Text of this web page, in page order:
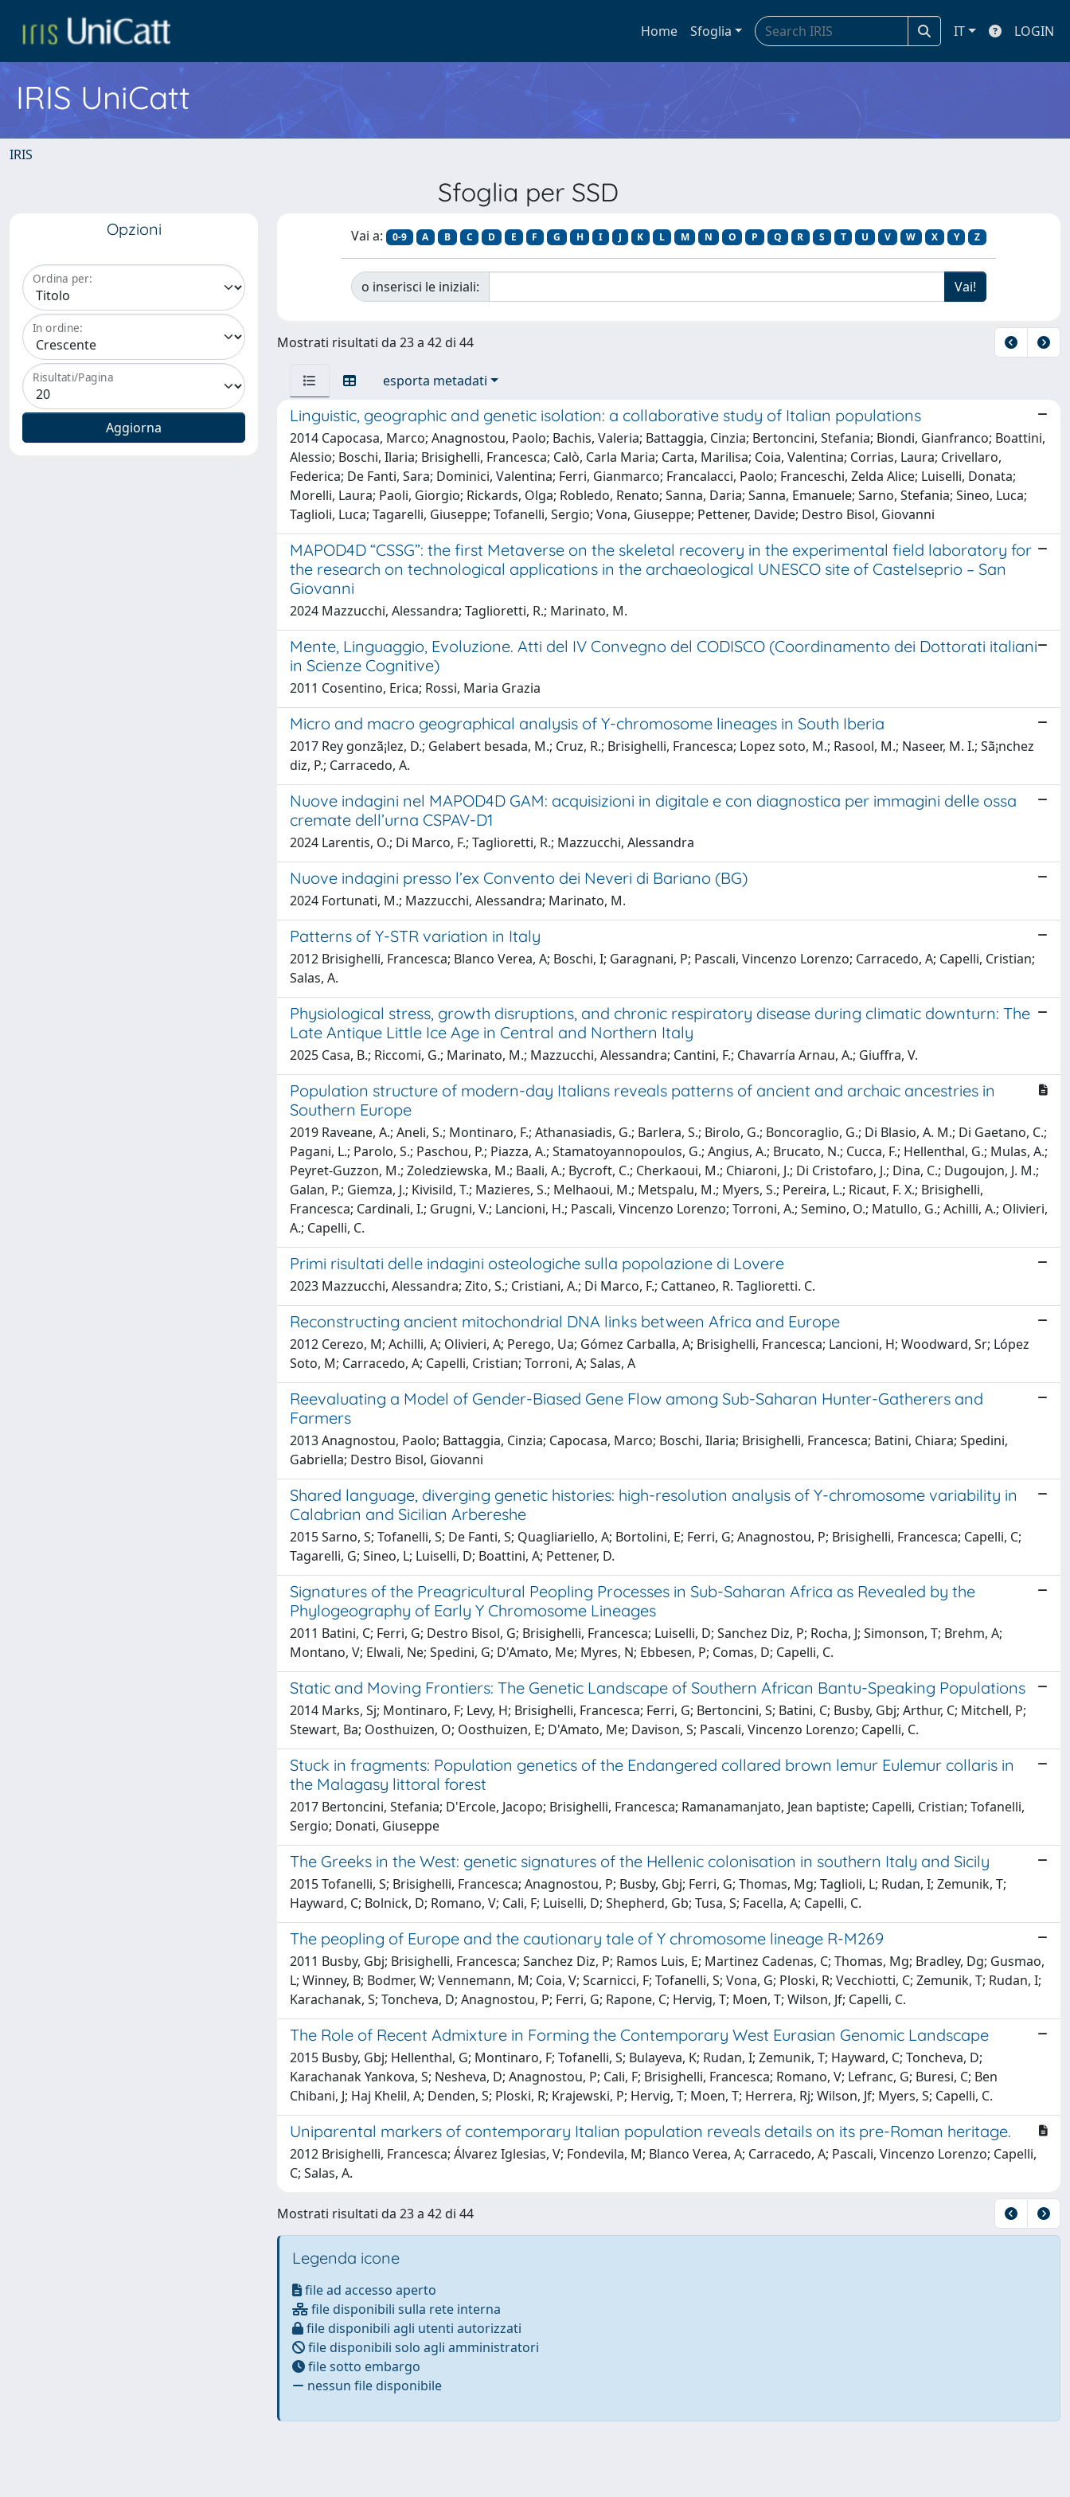
Home Sfoglia IT LOGIN
IRIS UniCatt
IRIS
Sfoglia per SSD
Opzioni
Ordina per:
In ordine:
Risultati/Pagina
Vai a: 0-9 A B C D E F G H I J K L M N O P Q R S T U V W X Y Z
o inserisci le iniziali:
Mostrati risultati da 23 a 42 di 44
esporta metadati
Linguistic, geographic and genetic isolation: a collaborative study of Italian populations
2014 Capocasa, Marco; Anagnostou, Paolo; Bachis, Valeria; Battaggia, Cinzia; Bertoncini, Stefania; Biondi, Gianfranco; Boattini,
Alessio; Boschi, Ilaria; Brisighelli, Francesca; Calò, Carla Maria; Carta, Marilisa; Coia, Valentina; Corrias, Laura; Crivellaro,
Federica; De Fanti, Sara; Dominici, Valentina; Ferri, Gianmarco; Francalacci, Paolo; Franceschi, Zelda Alice; Luiselli, Donata;
Morelli, Laura; Paoli, Giorgio; Rickards, Olga; Robledo, Renato; Sanna, Daria; Sanna, Emanuele; Sarno, Stefania; Sineo, Luca;
Taglioli, Luca; Tagarelli, Giuseppe; Tofanelli, Sergio; Vona, Giuseppe; Pettener, Davide; Destro Bisol, Giovanni
MAPOD4D “CSSG”: the first Metaverse on the skeletal recovery in the experimental field laboratory for
the research on technological applications in the archaeological UNESCO site of Castelseprio – San
Giovanni
2024 Mazzucchi, Alessandra; Taglioretti, R.; Marinato, M.
Mente, Linguaggio, Evoluzione. Atti del IV Convegno del CODISCO (Coordinamento dei Dottorati italiani
in Scienze Cognitive)
2011 Cosentino, Erica; Rossi, Maria Grazia
Micro and macro geographical analysis of Y-chromosome lineages in South Iberia
2017 Rey gonzã¡lez, D.; Gelabert besada, M.; Cruz, R.; Brisighelli, Francesca; Lopez soto, M.; Rasool, M.; Naseer, M. I.; Sã¡nchez
diz, P.; Carracedo, A.
Nuove indagini nel MAPOD4D GAM: acquisizioni in digitale e con diagnostica per immagini delle ossa
cremate dell’urna CSPAV-D1
2024 Larentis, O.; Di Marco, F.; Taglioretti, R.; Mazzucchi, Alessandra
Nuove indagini presso l’ex Convento dei Neveri di Bariano (BG)
2024 Fortunati, M.; Mazzucchi, Alessandra; Marinato, M.
Patterns of Y-STR variation in Italy
2012 Brisighelli, Francesca; Blanco Verea, A; Boschi, I; Garagnani, P; Pascali, Vincenzo Lorenzo; Carracedo, A; Capelli, Cristian;
Salas, A.
Physiological stress, growth disruptions, and chronic respiratory disease during climatic downturn: The
Late Antique Little Ice Age in Central and Northern Italy
2025 Casa, B.; Riccomi, G.; Marinato, M.; Mazzucchi, Alessandra; Cantini, F.; Chavarría Arnau, A.; Giuffra, V.
Population structure of modern-day Italians reveals patterns of ancient and archaic ancestries in
Southern Europe
2019 Raveane, A.; Aneli, S.; Montinaro, F.; Athanasiadis, G.; Barlera, S.; Birolo, G.; Boncoraglio, G.; Di Blasio, A. M.; Di Gaetano, C.;
Pagani, L.; Parolo, S.; Paschou, P.; Piazza, A.; Stamatoyannopoulos, G.; Angius, A.; Brucato, N.; Cucca, F.; Hellenthal, G.; Mulas, A.;
Peyret-Guzzon, M.; Zoledziewska, M.; Baali, A.; Bycroft, C.; Cherkaoui, M.; Chiaroni, J.; Di Cristofaro, J.; Dina, C.; Dugoujon, J. M.;
Galan, P.; Giemza, J.; Kivisild, T.; Mazieres, S.; Melhaoui, M.; Metspalu, M.; Myers, S.; Pereira, L.; Ricaut, F. X.; Brisighelli,
Francesca; Cardinali, I.; Grugni, V.; Lancioni, H.; Pascali, Vincenzo Lorenzo; Torroni, A.; Semino, O.; Matullo, G.; Achilli, A.; Olivieri,
A.; Capelli, C.
Primi risultati delle indagini osteologiche sulla popolazione di Lovere
2023 Mazzucchi, Alessandra; Zito, S.; Cristiani, A.; Di Marco, F.; Cattaneo, R. Taglioretti. C.
Reconstructing ancient mitochondrial DNA links between Africa and Europe
2012 Cerezo, M; Achilli, A; Olivieri, A; Perego, Ua; Gómez Carballa, A; Brisighelli, Francesca; Lancioni, H; Woodward, Sr; López
Soto, M; Carracedo, A; Capelli, Cristian; Torroni, A; Salas, A
Reevaluating a Model of Gender-Biased Gene Flow among Sub-Saharan Hunter-Gatherers and
Farmers
2013 Anagnostou, Paolo; Battaggia, Cinzia; Capocasa, Marco; Boschi, Ilaria; Brisighelli, Francesca; Batini, Chiara; Spedini,
Gabriella; Destro Bisol, Giovanni
Shared language, diverging genetic histories: high-resolution analysis of Y-chromosome variability in
Calabrian and Sicilian Arbereshe
2015 Sarno, S; Tofanelli, S; De Fanti, S; Quagliariello, A; Bortolini, E; Ferri, G; Anagnostou, P; Brisighelli, Francesca; Capelli, C;
Tagarelli, G; Sineo, L; Luiselli, D; Boattini, A; Pettener, D.
Signatures of the Preagricultural Peopling Processes in Sub-Saharan Africa as Revealed by the
Phylogeography of Early Y Chromosome Lineages
2011 Batini, C; Ferri, G; Destro Bisol, G; Brisighelli, Francesca; Luiselli, D; Sanchez Diz, P; Rocha, J; Simonson, T; Brehm, A;
Montano, V; Elwali, Ne; Spedini, G; D'Amato, Me; Myres, N; Ebbesen, P; Comas, D; Capelli, C.
Static and Moving Frontiers: The Genetic Landscape of Southern African Bantu-Speaking Populations
2014 Marks, Sj; Montinaro, F; Levy, H; Brisighelli, Francesca; Ferri, G; Bertoncini, S; Batini, C; Busby, Gbj; Arthur, C; Mitchell, P;
Stewart, Ba; Oosthuizen, O; Oosthuizen, E; D'Amato, Me; Davison, S; Pascali, Vincenzo Lorenzo; Capelli, C.
Stuck in fragments: Population genetics of the Endangered collared brown lemur Eulemur collaris in
the Malagasy littoral forest
2017 Bertoncini, Stefania; D'Ercole, Jacopo; Brisighelli, Francesca; Ramanamanjato, Jean baptiste; Capelli, Cristian; Tofanelli,
Sergio; Donati, Giuseppe
The Greeks in the West: genetic signatures of the Hellenic colonisation in southern Italy and Sicily
2015 Tofanelli, S; Brisighelli, Francesca; Anagnostou, P; Busby, Gbj; Ferri, G; Thomas, Mg; Taglioli, L; Rudan, I; Zemunik, T;
Hayward, C; Bolnick, D; Romano, V; Cali, F; Luiselli, D; Shepherd, Gb; Tusa, S; Facella, A; Capelli, C.
The peopling of Europe and the cautionary tale of Y chromosome lineage R-M269
2011 Busby, Gbj; Brisighelli, Francesca; Sanchez Diz, P; Ramos Luis, E; Martinez Cadenas, C; Thomas, Mg; Bradley, Dg; Gusmao,
L; Winney, B; Bodmer, W; Vennemann, M; Coia, V; Scarnicci, F; Tofanelli, S; Vona, G; Ploski, R; Vecchiotti, C; Zemunik, T; Rudan, I;
Karachanak, S; Toncheva, D; Anagnostou, P; Ferri, G; Rapone, C; Hervig, T; Moen, T; Wilson, Jf; Capelli, C.
The Role of Recent Admixture in Forming the Contemporary West Eurasian Genomic Landscape
2015 Busby, Gbj; Hellenthal, G; Montinaro, F; Tofanelli, S; Bulayeva, K; Rudan, I; Zemunik, T; Hayward, C; Toncheva, D;
Karachanak Yankova, S; Nesheva, D; Anagnostou, P; Cali, F; Brisighelli, Francesca; Romano, V; Lefranc, G; Buresi, C; Ben
Chibani, J; Haj Khelil, A; Denden, S; Ploski, R; Krajewski, P; Hervig, T; Moen, T; Herrera, Rj; Wilson, Jf; Myers, S; Capelli, C.
Uniparental markers of contemporary Italian population reveals details on its pre-Roman heritage.
2012 Brisighelli, Francesca; Álvarez Iglesias, V; Fondevila, M; Blanco Verea, A; Carracedo, A; Pascali, Vincenzo Lorenzo; Capelli,
C; Salas, A.
Mostrati risultati da 23 a 42 di 44
Legenda icone
file ad accesso aperto
file disponibili sulla rete interna
file disponibili agli utenti autorizzati
file disponibili solo agli amministratori
file sotto embargo
nessun file disponibile